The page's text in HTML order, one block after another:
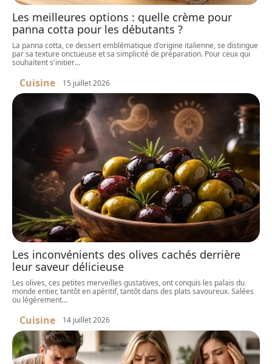
Les meilleures options : quelle crème pour
panna cotta pour les débutants ?
La panna cotta, ce dessert emblématique d'origine italienne, se distingue
par sa texture onctueuse et sa simplicité de préparation. Pour ceux qui
souhaitent s'initier…
Cuisine 15 juillet 2026
Les inconvénients des olives cachés derrière
leur saveur délicieuse
Les olives, ces petites merveilles gustatives, ont conquis les palais du
monde entier, tantôt en apéritif, tantôt dans des plats savoureux. Salées
ou légèrement…
Cuisine 14 juillet 2026